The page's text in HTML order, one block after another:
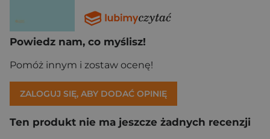
Powiedz nam, co myślisz!
Pomóż innym i zostaw ocenę!
ZALOGUJ SIĘ, ABY DODAĆ OPINIĘ
Ten produkt nie ma jeszcze żadnych recenzji